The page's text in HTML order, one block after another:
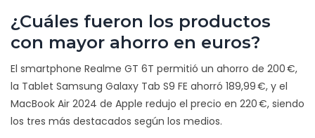
¿Cuáles fueron los productos
con mayor ahorro en euros?
El smartphone Realme GT 6T permitió un ahorro de 200 €,
la Tablet Samsung Galaxy Tab S9 FE ahorró 189,99 €, y el
MacBook Air 2024 de Apple redujo el precio en 220 €, siendo
los tres más destacados según los medios.